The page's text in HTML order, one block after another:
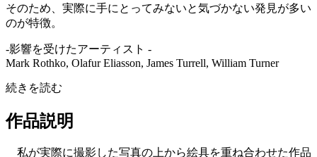
そのため、実際に手にとってみないと気づかない発見が多い
のが特徴。
-影響を受けたアーティスト -
Mark Rothko, Olafur Eliasson, James Turrell, William Turner
続きを読む
作品説明
私が実際に撮影した写真の上から絵具を重ね合わせた作品